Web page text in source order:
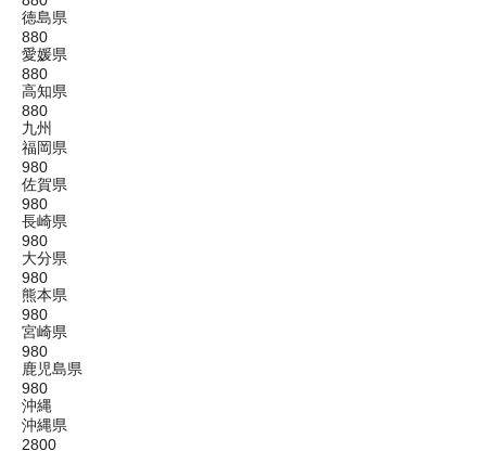
徳島県
880
愛媛県
880
高知県
880
九州
福岡県
980
佐賀県
980
長崎県
980
大分県
980
熊本県
980
宮崎県
980
鹿児島県
980
沖縄
沖縄県
2800